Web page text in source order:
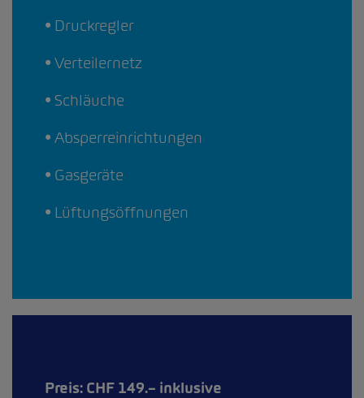
• Druckregler
• Verteilernetz
• Schläuche
• Absperreinrichtungen
• Gasgeräte
• Lüftungsöffnungen
Preis: CHF 149.– inklusive